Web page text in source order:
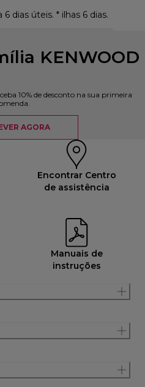
dias úteis. * ilhas 6 dias.
KENWOOD
10% de desconto na sua primeira
AGORA
Encontrar Centro
de assistência
Manuais de
instruções